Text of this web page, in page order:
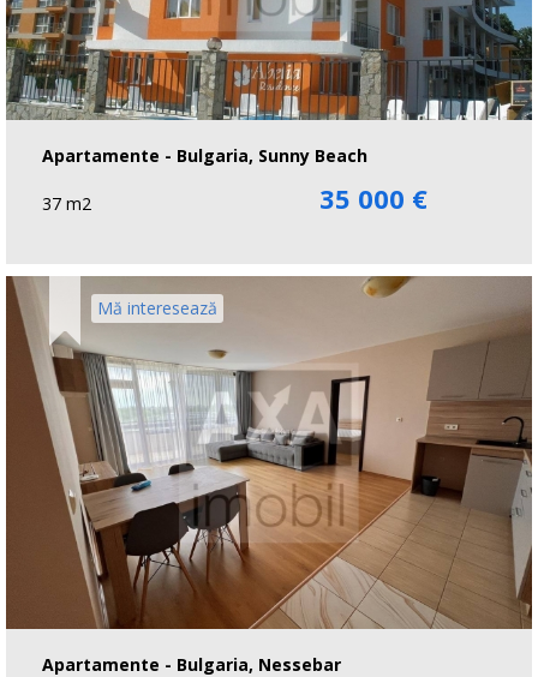
Apartamente - Bulgaria, Sunny Beach
37 m2 35 000 €
Mă interesează
Apartamente - Bulgaria, Nessebar